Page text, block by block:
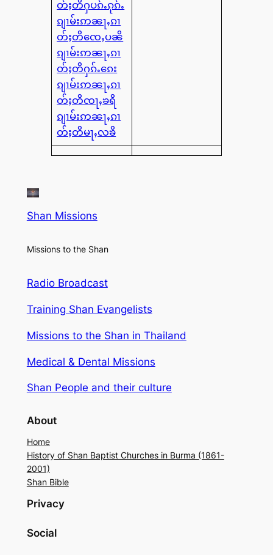
တ်ႈတိႁပၵ်ႉၵုၵ်ႉ
ၵျၢမ်းဢၼႃႇၵၢ
တ်ႈတိၸေႇပၼိ
ၵျၢမ်းဢၼႃႇၵၢ
တ်ႈတိႁၵ်ႉၵေး
ၵျၢမ်းဢၼႃႇၵၢ
တ်ႈတိၸႃႇၶရိ
ၵျၢမ်းဢၼႃႇၵၢ
တ်ႈတိမႃႇလၶိ
Shan Missions
Missions to the Shan
Radio Broadcast
Training Shan Evangelists
Missions to the Shan in Thailand
Medical & Dental Missions
Shan People and their culture
About
Home
History of Shan Baptist Churches in Burma (1861-
2001)
Shan Bible
Privacy
Social